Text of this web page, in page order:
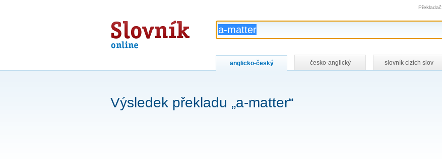
Slovník
online
Překladač
anglicko-český česko-anglický slovník cizích slov
Výsledek překladu „a-matter“